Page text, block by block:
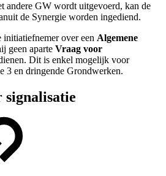
andere GW wordt uitgevoerd, kan de
de Synergie worden ingediend.
initiatiefnemer over een Algemene
geen aparte Vraag voor
Dit is enkel mogelijk voor
3 en dringende Grondwerken.
signalisatie